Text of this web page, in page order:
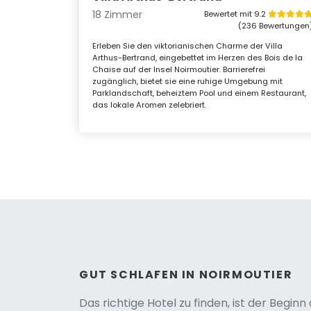
18 Zimmer
Bewertet mit 9.2
(236
Erleben Sie den viktorianischen Charme der Villa
Arthus-Bertrand, eingebettet im Herzen des Bois de la
Chaise auf der Insel Noirmoutier. Barrierefrei
zugänglich, bietet sie eine ruhige Umgebung mit
Parklandschaft, beheiztem Pool und einem Restaurant,
das lokale Aromen zelebriert.
GUT SCHLAFEN IN NOIRMOUTIER
Das richtige Hotel zu finden, ist der